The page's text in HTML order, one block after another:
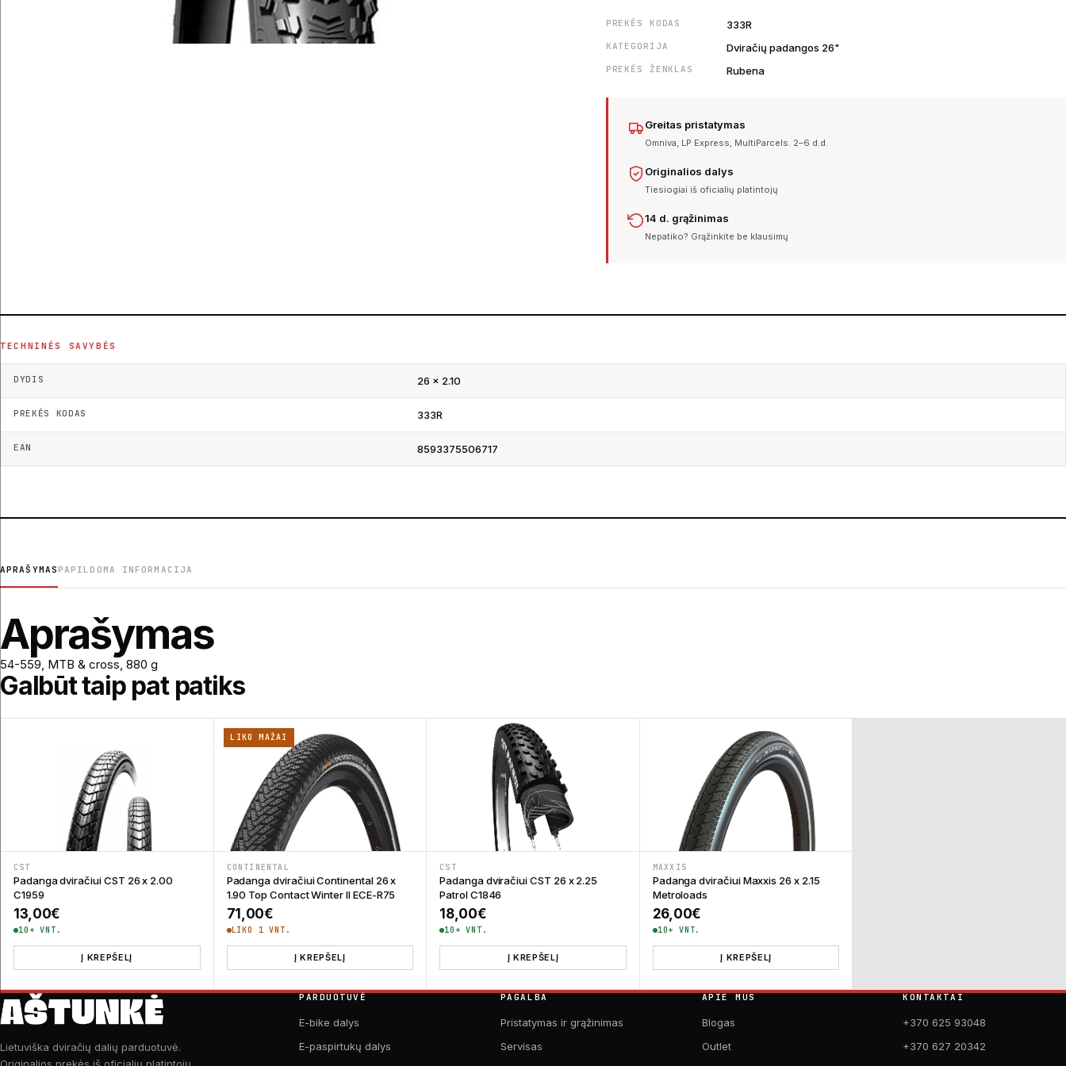
PREKĖS KODAS 333R
KATEGORIJA Dviračių padangos 26"
PREKĖS ŽENKLAS Rubena
Greitas pristatymas
Omniva, LP Express, MultiParcels. 2–6 d.d.
Originalios dalys
Tiesiogiai iš oficialių platintojų
14 d. grąžinimas
Nepatiko? Grąžinkite be klausimų
TECHNINĖS SAVYBĖS
DYDIS 26 × 2.10
PREKĖS KODAS 333R
EAN 8593375506717
APRAŠYMAS PAPILDOMA INFORMACIJA
Aprašymas
54-559, MTB & cross, 880 g
Galbūt taip pat patiks
CST
Padanga dviračiui CST 26 x 2.00
C1959
13,00€
10+ VNT.
Į KREPŠELĮ
LIKO MAŽAI
CONTINENTAL
Padanga dviračiui Continental 26 x
1.90 Top Contact Winter II ECE-R75
71,00€
LIKO 1 VNT.
Į KREPŠELĮ
CST
Padanga dviračiui CST 26 x 2.25
Patrol C1846
18,00€
10+ VNT.
Į KREPŠELĮ
MAXXIS
Padanga dviračiui Maxxis 26 x 2.15
Metroloads
26,00€
10+ VNT.
Į KREPŠELĮ
Lietuviška dviračių dalių parduotuvė.
PARDUOTUVĖ
E-bike dalys
E-paspirtukų dalys
PAGALBA
Pristatymas ir grąžinimas
Servisas
APIE MUS
Blogas
Outlet
KONTAKTAI
+370 625 93048
+370 627 20342